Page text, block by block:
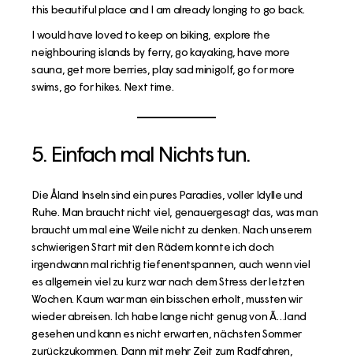
this beautiful place and I am already longing to go back.
I would have loved to keep on biking, explore the
neighbouring islands by ferry, go kayaking, have more
sauna, get more berries, play sad minigolf, go for more
swims, go for hikes. Next time.
5. Einfach mal Nichts tun.
Die Åland Inseln sind ein pures Paradies, voller Idylle und
Ruhe. Man braucht nicht viel, genauergesagt das, was man
braucht um mal eine Weile nicht zu denken. Nach unserem
schwierigen Start mit den Rädern konnte ich doch
irgendwann mal richtig tiefenentspannen, auch wenn viel
es allgemein viel zu kurz war nach dem Stress der letzten
Wochen. Kaum war man ein bisschen erholt, mussten wir
wieder abreisen. Ich habe lange nicht genug von Ã…land
gesehen und kann es nicht erwarten, nächsten Sommer
zurückzukommen. Dann mit mehr Zeit zum Radfahren,